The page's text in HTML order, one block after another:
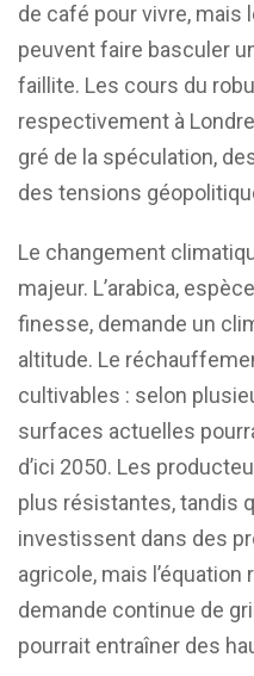
de café pour vivre,
peuvent faire basculer
faillite. Les cours du
respectivement à
gré de la spéculation,
des tensions
Le changement
majeur. L’arabica,
finesse, demande un
altitude. Le
cultivables : selon
surfaces actuelles
d’ici 2050. Les
plus résistantes, tandis
investissent dans des
agricole, mais
demande continue de
pourrait entraîner des